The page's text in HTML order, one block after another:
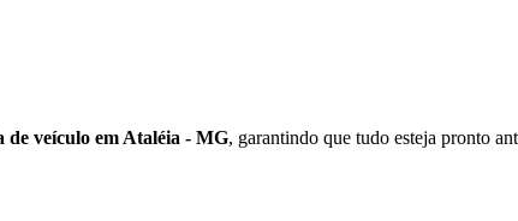
de veículo em Ataléia - MG, garantindo que tudo esteja pronto